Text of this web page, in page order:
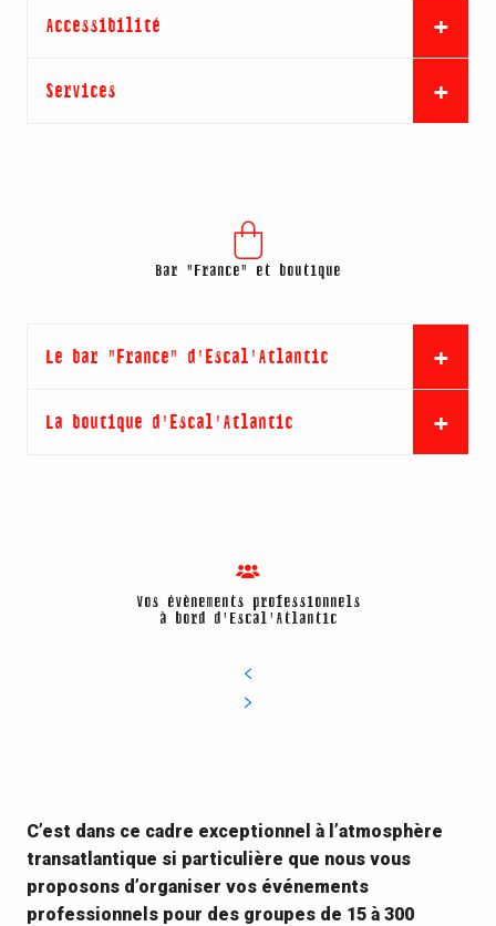
Accessibilité
Services
Bar "France" et boutique
Le bar "France" d'Escal'Atlantic
La boutique d'Escal'Atlantic
Vos évènements professionnels
à bord d'Escal'Atlantic
C’est dans ce cadre exceptionnel à l’atmosphère
transatlantique si particulière que nous vous
proposons d’organiser vos événements
professionnels pour des groupes de 15 à 300